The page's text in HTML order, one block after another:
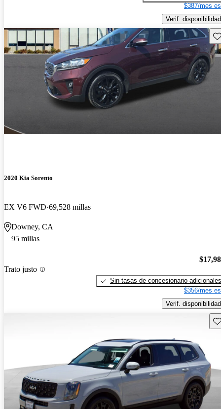
$387/mes
Verif. disponibilidad
2020 Kia Sorento
EX V6 FWD 69,528 millas
Downey, CA
95 millas
Trato justo
Sin tasas de concesionario adicionales
$356/mes
Verif. disponibilidad